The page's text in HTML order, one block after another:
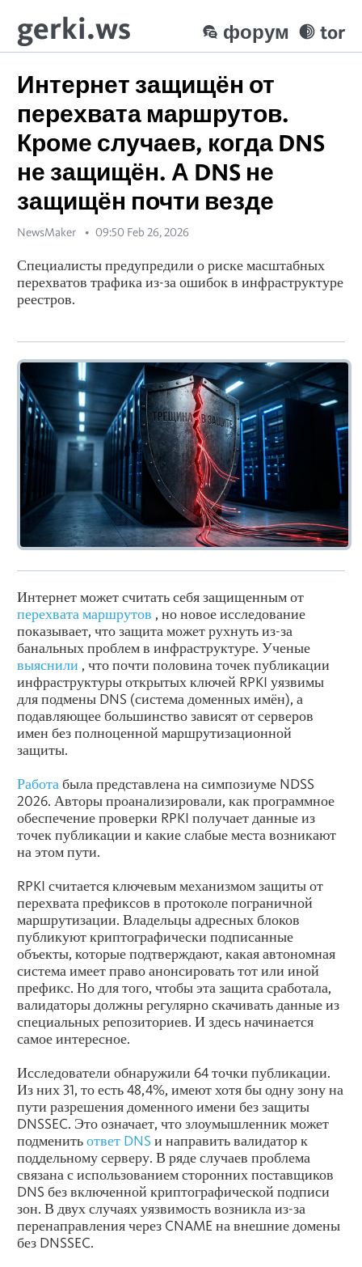
gerki.ws tor
форум
Интернет защищён от
перехвата маршрутов.
Кроме случаев, когда DNS
не защищён. А DNS не
защищён почти везде
NewsMaker 09:50 Feb 26, 2026
Специалисты предупредили о риске масштабных
перехватов трафика из-за ошибок в инфраструктуре
реестров.
Интернет может считать себя защищенным от
перехвата маршрутов , но новое исследование
показывает, что защита может рухнуть из-за
банальных проблем в инфраструктуре. Ученые
выяснили , что почти половина точек публикации
инфраструктуры открытых ключей RPKI уязвимы
для подмены DNS (система доменных имён), а
подавляющее большинство зависят от серверов
имен без полноценной маршрутизационной
защиты.
Работабыла представлена на симпозиуме NDSS
2026. Авторы проанализировали, как программное
обеспечение проверки RPKI получает данные из
точек публикации и какие слабые места возникают
на этом пути.
RPKI считается ключевым механизмом защиты от
перехвата префиксов в протоколе пограничной
маршрутизации. Владельцы адресных блоков
публикуют криптографически подписанные
объекты, которые подтверждают, какая автономная
система имеет право анонсировать тот или иной
префикс. Но для того, чтобы эта защита сработала,
валидаторы должны регулярно скачивать данные из
специальных репозиториев. И здесь начинается
самое интересное.
Исследователи обнаружили 64 точки публикации.
Из них 31, то есть 48,4%, имеют хотя бы одну зону на
пути разрешения доменного имени без защиты
DNSSEC. Это означает, что злоумышленник может
подменитьответ DNS и направить валидатор к
поддельному серверу. В ряде случаев проблема
связана с использованием сторонних поставщиков
DNS без включенной криптографической подписи
зон. В двух случаях уязвимость возникла из-за
перенаправления через CNAME на внешние домены
без DNSSEC.